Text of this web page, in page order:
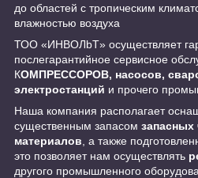
до областей с тропическим
влажностью воздуха
ТОО «ИНBOЛbT» осуществляет
послегарантийное сервисное
КОМПРЕССОРОВ, насосов,
электростанций и прочего
Наша компания располагает
существенным запасом запасных
материалов , а также
это позволяет нам осуществлять
другого промышленного